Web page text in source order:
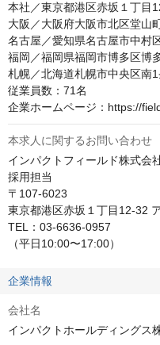
本社／東京都港区赤坂１丁目
大阪／大阪府大阪市北区堂山
名古屋／愛知県名古屋市中村
福岡／福岡県福岡市博多区博
札幌／北海道札幌市中央区南
従業員数：71名
企業ホームページ：https://
本求人に関するお問い合わせ
インパクトフィールド株式会
採用担当
〒107-6023
東京都港区赤坂１丁目12-32
TEL：03-6636-0957
（平日10:00〜17:00）
企業情報
会社名
インパクトホールディングス